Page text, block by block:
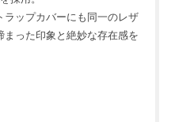
ラップカバーにも同一のレザ
った印象と絶妙な存在感を